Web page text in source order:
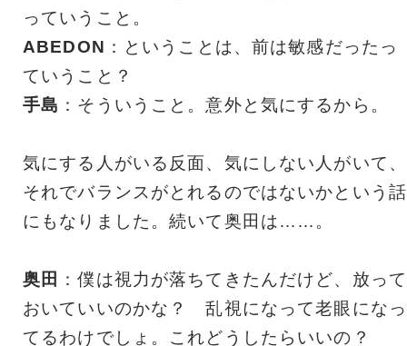
っていうこと。
ABEDON ：ということは、前は敏感だったっ
ていうこと？
手島 ：そういうこと。意外と気にするから。
気にする人がいる反面、気にしない人がいて、
それでバランスがとれるのではないかという話
にもなりました。続いて奥田は……。
奥田
：僕は視力が落ちてきたんだけど、放って
おいていいのかな？ 乱視になって老眼になっ
てるわけでしょ。これどうしたらいいの？